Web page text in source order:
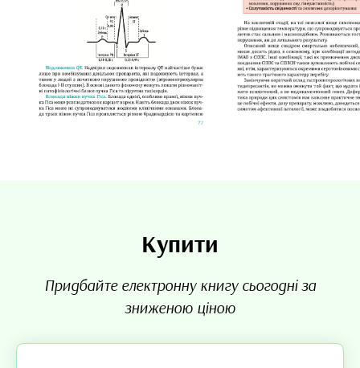
Купити
Придбайте електронну книгу сьогодні за
зниженою ціною